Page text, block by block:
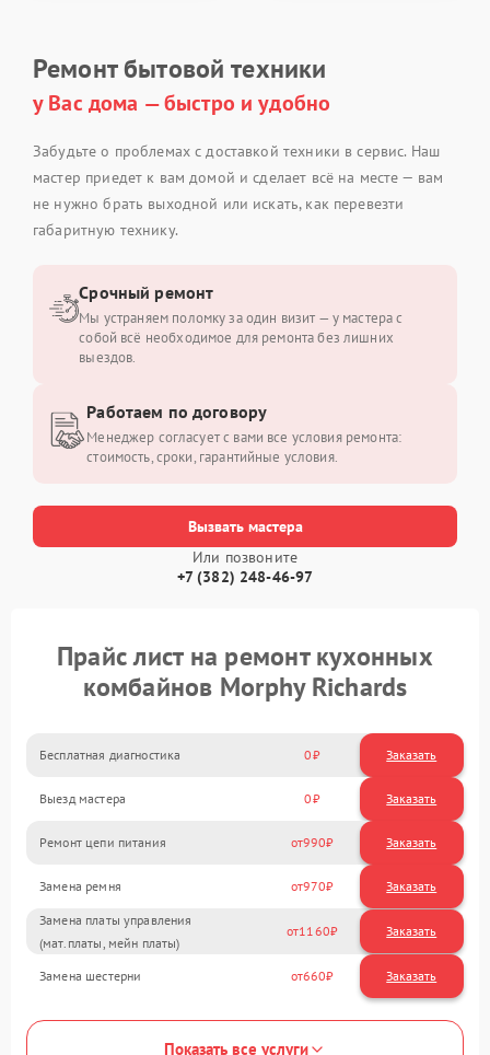
Ремонт бытовой техники
у Вас дома — быстро и удобно
Забудьте о проблемах с доставкой техники в сервис. Наш
мастер приедет к вам домой и сделает всё на месте — вам
не нужно брать выходной или искать, как перевезти
габаритную технику.
Вызвать мастера
Или позвоните
+7 (382) 248-46-97
Срочный ремонт
Мы устраняем поломку за один визит — у мастера с
собой всё необходимое для ремонта без лишних
выездов.
Работаем по договору
Менеджер согласует с вами все условия ремонта:
стоимость, сроки, гарантийные условия.
Прайс лист на ремонт кухонных
комбайнов Morphy Richards
Бесплатная диагностика 0 Заказать
Выезд мастера 0 Заказать
Ремонт цепи питания 990
Замена ремня 970
Замена платы управления
(мат.платы, мейн платы)
1160
Замена шестерни 660
Показать все услуги